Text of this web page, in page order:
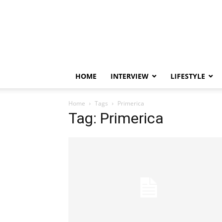
HOME INTERVIEW LIFESTYLE
Home Tags Primerica
Tag: Primerica